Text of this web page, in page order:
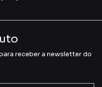
receber a newsletter do